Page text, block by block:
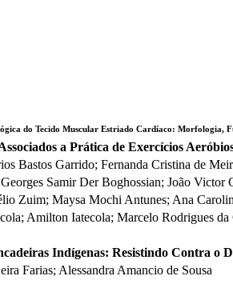
do Tecido Muscular Estriado Cardíaco: Morfologia,
a Prática de Exercícios
Bastos Garrido; Fernanda Cristina de
Samir Der Boghossian; João
Zuim; Maysa Mochi Antunes; Ana
Amilton Iatecola; Marcelo Rodrigues
Indígenas: Resistindo Contra o
Farias; Alessandra Amancio de Sousa